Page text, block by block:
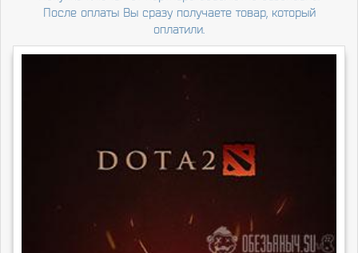
После оплаты Вы сразу получаете товар, который
оплатили.